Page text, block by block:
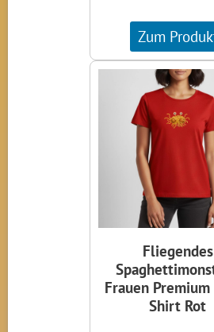
Zum
Fliegendes
Frauen Premium
Shirt Rot